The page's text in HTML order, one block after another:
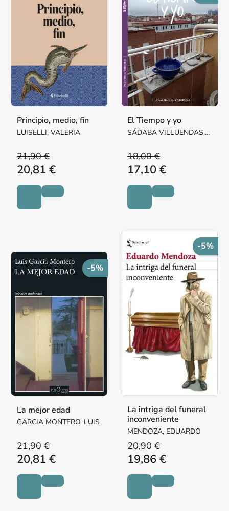
Principio, medio, fin
LUISELLI, VALERIA
21,90 €
20,81 €
El Tiempo y yo
SÁDABA VILLUENDAS,
18,00 €
17,10 €
-5%
La mejor edad
GARCIA MONTERO, LUIS
21,90 €
20,81 €
-5%
La intriga del funeral
inconveniente
MENDOZA, EDUARDO
20,90 €
19,86 €